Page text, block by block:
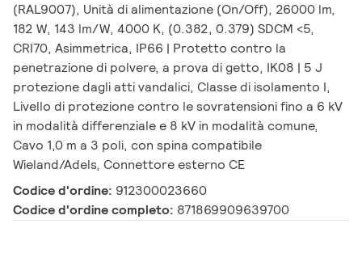
(RAL9007), Unità di alimentazione (On/Off), 26000 lm,
182 W, 143 lm/W, 4000 K, (0.382, 0.379) SDCM <5,
CRI70, Asimmetrica, IP66 | Protetto contro la
penetrazione di polvere, a prova di getto, IK08 | 5 J
protezione dagli atti vandalici, Classe di isolamento I,
Livello di protezione contro le sovratensioni fino a 6 kV
in modalità differenziale e 8 kV in modalità comune,
Cavo 1,0 m a 3 poli, con spina compatibile
Wieland/Adels, Connettore esterno CE
Codice d'ordine: 912300023660
Codice d'ordine completo: 871869909639700